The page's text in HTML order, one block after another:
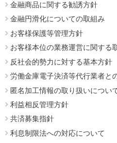
金融商品に関する勧誘方針
金融円滑化についての取組み
お客様保護等管理方針
お客様本位の業務運営に関する
反社会的勢力に対する基本方針
労働金庫電子決済等代行業者と
匿名加工情報の取り扱いについ
利益相反管理方針
共済募集指針
利息制限法への対応について